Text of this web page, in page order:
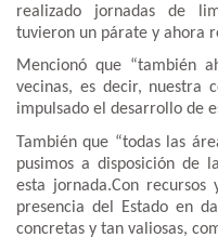
realizado jornadas de
tuvieron un párate y ahora
Mencionó que “también
vecinas, es decir, nuestra
impulsado el desarrollo de
También que “todas las
pusimos a disposición de
esta jornada.Con
presencia del Estado en
concretas y tan valiosas,